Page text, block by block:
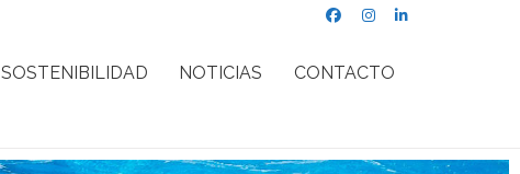
SOSTENIBILIDAD NOTICIAS CONTACTO